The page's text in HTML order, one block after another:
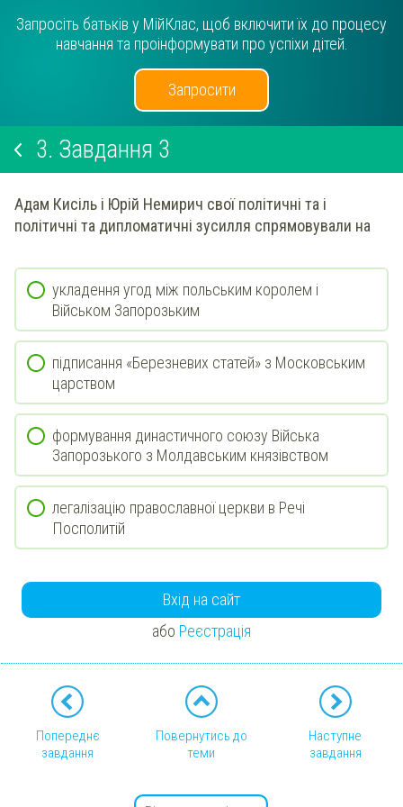
Запросіть батьків у МійКлас, щоб включити їх до процесу
навчання та проінформувати про успіхи дітей.
Запросити
3. Завдання 3
Адам Кисіль і Юрій Немирич свої політичні та і
політичні та дипломатичні зусилля спрямовували на
укладення угод між польським королем і
Військом Запорозьким
підписання «Березневих статей» з Московським
царством
формування династичного союзу Війська
Запорозького з Молдавським князівством
легалізацію православної церкви в Речі
Посполитій
Вхід на сайт
або Реєстрація
Попереднє
завдання
Повернутись до
теми
Наступне
завдання